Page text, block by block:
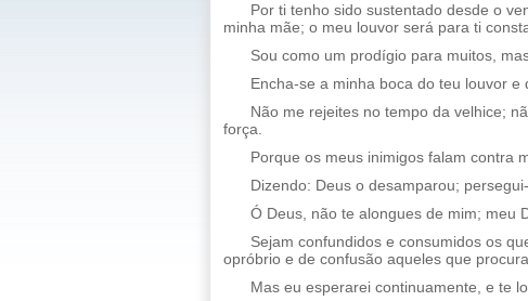
Por ti tenho sido sustentado desde o
minha mãe; o meu louvor será para ti
Sou como um prodígio para muitos,
Encha-se a minha boca do teu louvor e
Não me rejeites no tempo da velhice;
força.
Porque os meus inimigos falam contra
Dizendo: Deus o desamparou;
Ó Deus, não te alongues de mim; meu
Sejam confundidos e consumidos os
opróbrio e de confusão aqueles que
Mas eu esperarei continuamente, e te